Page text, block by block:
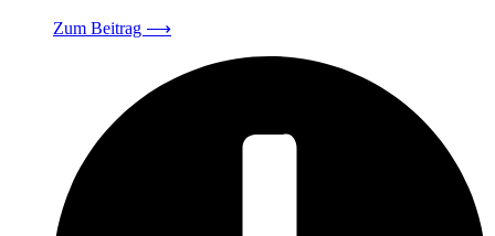
Zum Beitrag ⟶